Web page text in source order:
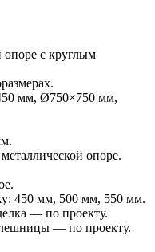
опоре с круглым
мм, Ø750×750 мм,
опоре.
450 мм, 500 мм, 550 мм.
— по проекту.
— по проекту.